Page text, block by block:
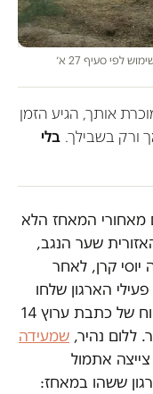
לפי סעיף 27 א׳
אותך, הגיע הזמן
ורק בשבילך. בלי
מאחורי המאחז הלא
שער הנגב,
קרן, לאחר
הארגון שלחו
לקרן מאות הודעות נאצה בעקבות דיווח של כתבת ערוץ 14
ללום נהיר, שמעידה
אתמול
ששהו במאחז: